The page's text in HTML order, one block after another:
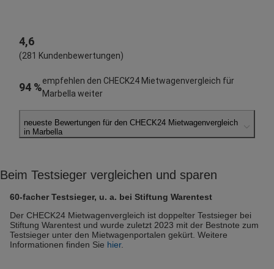
4,6
(281 Kundenbewertungen)
94 %
empfehlen den CHECK24 Mietwagenvergleich für
Marbella weiter
neueste Bewertungen für den CHECK24 Mietwagenvergleich
in Marbella
Abholort: Marbella
Manfred K.
abgegeben am 31.07.2025
Abholort: Marbella
Beim Testsieger vergleichen und sparen
60-facher Testsieger, u. a. bei Stiftung Warentest
Der CHECK24 Mietwagenvergleich ist doppelter Testsieger bei
Stiftung Warentest und wurde zuletzt 2023 mit der Bestnote zum
Testsieger unter den Mietwagenportalen gekürt. Weitere
Informationen finden Sie hier.